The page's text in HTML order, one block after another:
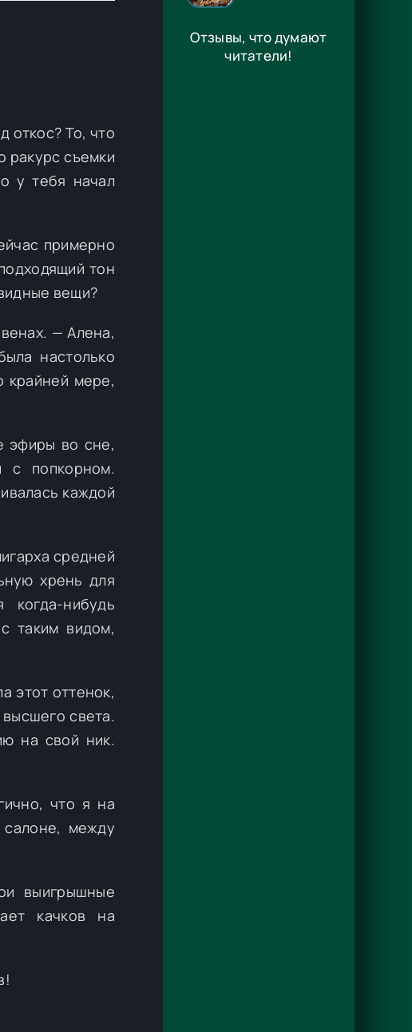
- Игорь
Павлов
Отзывы, что думают
читатели!
откос? То, что
ракурс съемки
у тебя начал
примерно
тон
вещи?
— Алена,
настолько
крайней мере,
эфиры во сне,
с попкорном.
каждой
средней
хрень для
нибудь
таким видом,
этот оттенок,
света.
на свой ник.
что я на
салоне, между
выигрышные
качков на